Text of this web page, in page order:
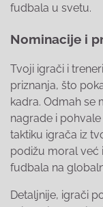
fudbala u svetu.
Nominacije i
Tvoji igrači i
priznanja, što
kadra. Odmah se
nagrade i
taktiku igrača iz
podižu moral već
fudbala na
Detaljnije, igrači